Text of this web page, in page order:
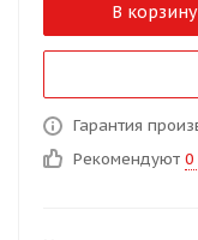
В корзину
Гарантия
Рекомендуют 0